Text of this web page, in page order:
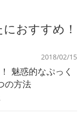
おすすめ！
2018/02/15
魅惑的なぷっく
の方法